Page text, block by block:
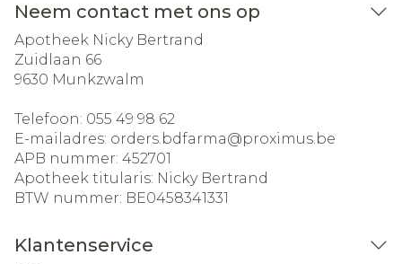
Neem contact met ons op
Apotheek Nicky Bertrand
Zuidlaan 66
9630 Munkzwalm
Telefoon: 055 49 98 62
E-mailadres: orders.bdfarma@proximus.be
APB nummer: 452701
Apotheek titularis: Nicky Bertrand
BTW nummer: BE0458341331
Klantenservice